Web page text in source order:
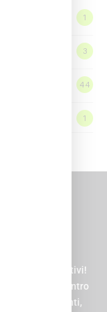
1
3
44
1
per gli sportivi!
una spa, un centro
una zona eventi,